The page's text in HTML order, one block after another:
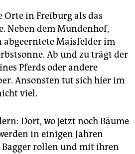
Orte in Freiburg als das
Neben dem Mundenhof,
abgeerntete Maisfelder im
Ab und zu trägt der
Pferds oder andere
Ansonsten tut sich hier im
viel.
Dort, wo jetzt noch Bäume
in einigen Jahren
rollen und mit ihren